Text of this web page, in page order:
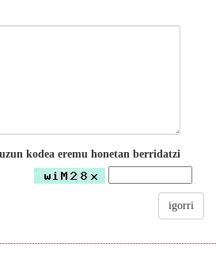
kodea eremu honetan berridatzi
igorri